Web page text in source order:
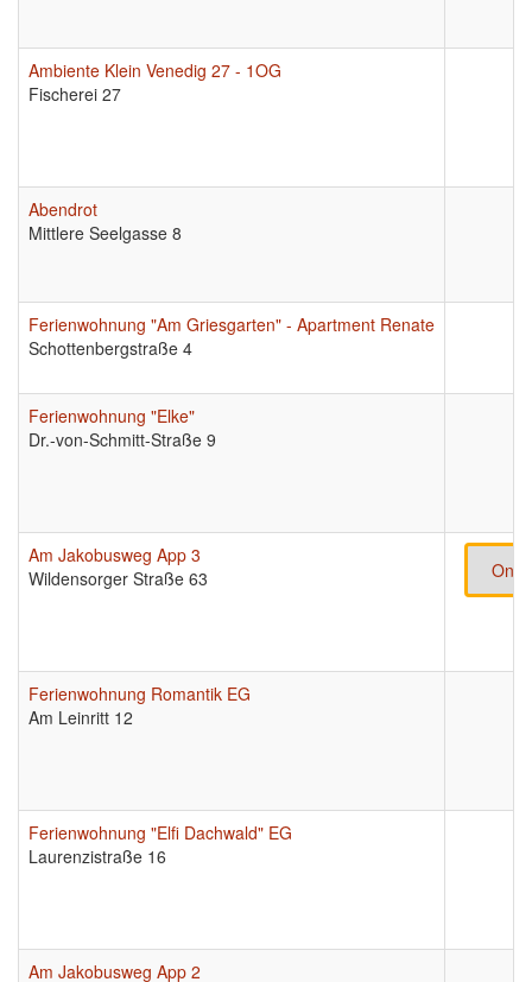
Ambiente Klein Venedig 27 - 1OG
Fischerei 27
Abendrot
Mittlere Seelgasse 8
Ferienwohnung "Am Griesgarten" - Apartment Renate
Schottenbergstraße 4
Ferienwohnung "Elke"
Dr.-von-Schmitt-Straße 9
Am Jakobusweg App 3
Wildensorger Straße 63
Ferienwohnung Romantik EG
Am Leinritt 12
Ferienwohnung "Elfi Dachwald" EG
Laurenzistraße 16
Am Jakobusweg App 2